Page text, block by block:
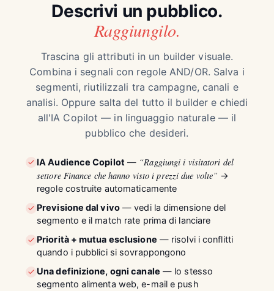
Descrivi un pubblico.
Raggiungilo.
Trascina gli attributi in un builder visuale.
Combina i segnali con regole AND/OR. Salva i
segmenti, riutilizzali tra campagne, canali e
analisi. Oppure salta del tutto il builder e chiedi
all'IA Copilot — in linguaggio naturale — il
pubblico che desideri.
IA Audience Copilot— “Raggiungi i visitatori del
settore Finance che hanno visto i prezzi due volte” →
regole costruite automaticamente
Previsione dal vivo— vedi la dimensione del
segmento e il match rate prima di lanciare
Priorità + mutua esclusione — risolvi i conflitti
quando i pubblici si sovrappongono
Una definizione, ogni canale — lo stesso
segmento alimenta web, e-mail e push